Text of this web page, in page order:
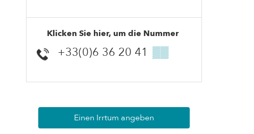
Klicken Sie hier, um die Nummer
+33(0)6 36 20 41 ▒▒
Einen Irrtum angeben